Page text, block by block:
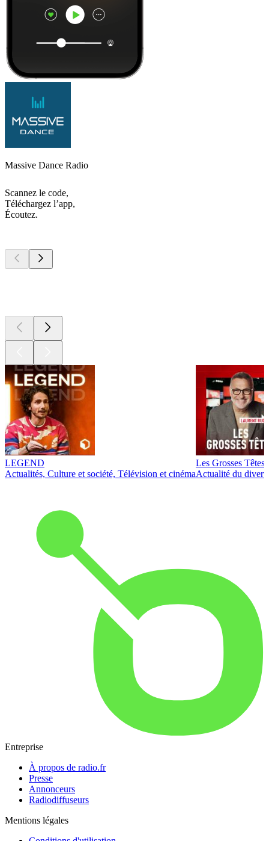
Massive Dance Radio
Scannez le code,
Téléchargez l’app,
Écoutez.
LEGEND
Actualités, Culture et société, Télévision et cinéma
Les Grosses Têtes
Actualité du
Entreprise
À propos de radio.fr
Presse
Annonceurs
Radiodiffuseurs
Mentions légales